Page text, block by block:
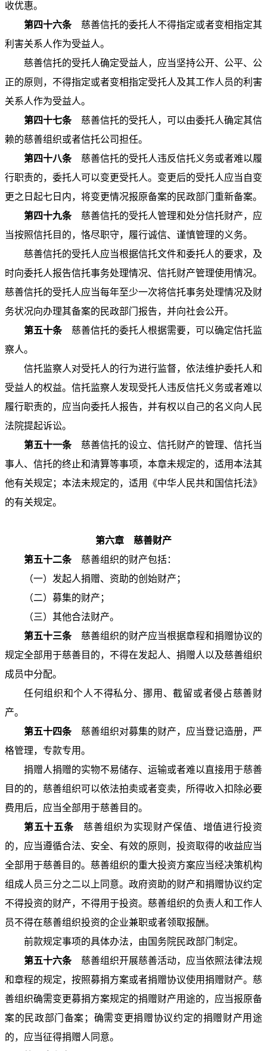
收优惠。
第四十六条慈善信托的委托人不得指定或者变相指定其
利害关系人作为受益人。
慈善信托的受托人确定受益人，应当坚持公开、公平、公
正的原则，不得指定或者变相指定受托人及其工作人员的利害
关系人作为受益人。
第四十七条慈善信托的受托人，可以由委托人确定其信
赖的慈善组织或者信托公司担任。
第四十八条慈善信托的受托人违反信托义务或者难以履
行职责的，委托人可以变更受托人。变更后的受托人应当自变
更之日起七日内，将变更情况报原备案的民政部门重新备案。
第四十九条慈善信托的受托人管理和处分信托财产，应
当按照信托目的，恪尽职守，履行诚信、谨慎管理的义务。
慈善信托的受托人应当根据信托文件和委托人的要求，及
时向委托人报告信托事务处理情况、信托财产管理使用情况。
慈善信托的受托人应当每年至少一次将信托事务处理情况及财
务状况向办理其备案的民政部门报告，并向社会公开。
第五十条慈善信托的委托人根据需要，可以确定信托监
察人。
信托监察人对受托人的行为进行监督，依法维护委托人和
受益人的权益。信托监察人发现受托人违反信托义务或者难以
履行职责的，应当向委托人报告，并有权以自己的名义向人民
法院提起诉讼。
第五十一条 慈善信托的设立、信托财产的管理、信托当
事人、信托的终止和清算等事项，本章未规定的，适用本法其
他有关规定；本法未规定的，适用《中华人民共和国信托法》
的有关规定。
第六章 慈善财产
第五十二条慈善组织的财产包括：
（一）发起人捐赠、资助的创始财产；
（二）募集的财产；
（三）其他合法财产。
第五十三条慈善组织的财产应当根据章程和捐赠协议的
规定全部用于慈善目的，不得在发起人、捐赠人以及慈善组织
成员中分配。
任何组织和个人不得私分、挪用、截留或者侵占慈善财
产。
第五十四条 慈善组织对募集的财产，应当登记造册，严
格管理，专款专用。
捐赠人捐赠的实物不易储存、运输或者难以直接用于慈善
目的的，慈善组织可以依法拍卖或者变卖，所得收入扣除必要
费用后，应当全部用于慈善目的。
第五十五条 慈善组织为实现财产保值、增值进行投资
的，应当遵循合法、安全、有效的原则，投资取得的收益应当
全部用于慈善目的。慈善组织的重大投资方案应当经决策机构
组成人员三分之二以上同意。政府资助的财产和捐赠协议约定
不得投资的财产，不得用于投资。慈善组织的负责人和工作人
员不得在慈善组织投资的企业兼职或者领取报酬。
前款规定事项的具体办法，由国务院民政部门制定。
第五十六条慈善组织开展慈善活动，应当依照法律法规
和章程的规定，按照募捐方案或者捐赠协议使用捐赠财产。慈
善组织确需变更募捐方案规定的捐赠财产用途的，应当报原备
案的民政部门备案；确需变更捐赠协议约定的捐赠财产用途
的，应当征得捐赠人同意。